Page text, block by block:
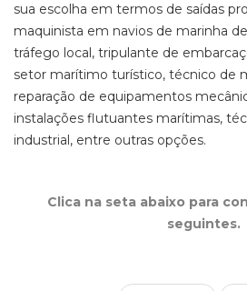
sua escolha em termos de saídas
maquinista em navios de marinha
tráfego local, tripulante de
setor marítimo turístico, técnico de
reparação de equipamentos
instalações flutuantes marítimas,
industrial, entre outras opções.
Clica na seta abaixo para
seguintes.